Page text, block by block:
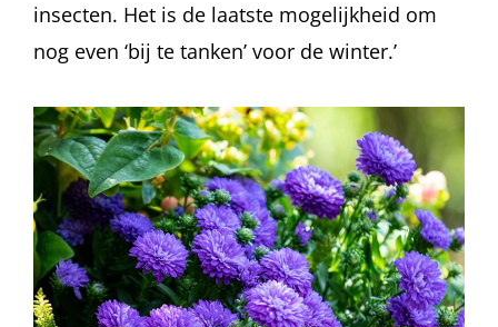
insecten. Het is de laatste mogelijkheid om
nog even ‘bij te tanken’ voor de winter.’